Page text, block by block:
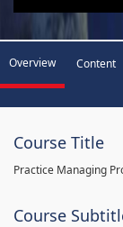
Overview Content
Course Title
Course